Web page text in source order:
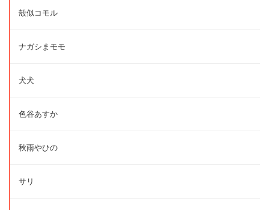
殻似コモル
ナガシまモモ
犬犬
色谷あすか
秋雨やひの
サリ